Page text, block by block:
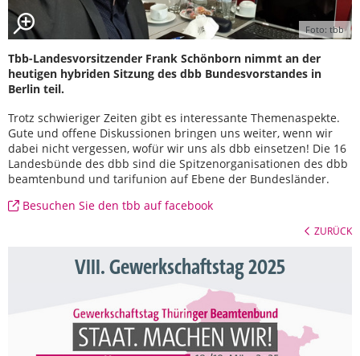
Foto: tbb
Tbb-Landesvorsitzender Frank Schönborn nimmt an der
heutigen hybriden Sitzung des dbb Bundesvorstandes in
Berlin teil.
Trotz schwieriger Zeiten gibt es interessante Themenaspekte.
Gute und offene Diskussionen bringen uns weiter, wenn wir
dabei nicht vergessen, wofür wir uns als dbb einsetzen! Die 16
Landesbünde des dbb sind die Spitzenorganisationen des dbb
beamtenbund und tarifunion auf Ebene der Bundesländer.
Besuchen Sie den tbb auf facebook
ZURÜCK
VIII. Gewerkschaftstag 2025